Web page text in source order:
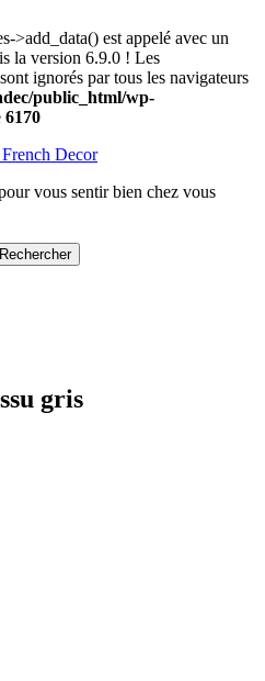
>add_data() est appelé avec un
la version 6.9.0 ! Les
ignorés par tous les navigateurs
public_html/wp-
6170
Decor
vous sentir bien chez vous
gris